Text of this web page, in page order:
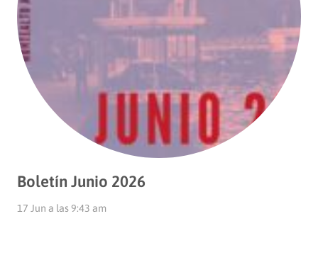
Boletín Junio 2026
17 Jun a las 9:43 am